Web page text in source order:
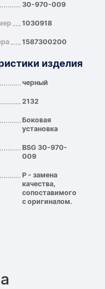
30-970-009
1030918
1587300200
изделия
черный
2132
Боковая
установка
BSG 30-970-
009
P - замена
качества,
сопоставимого
с оригиналом.